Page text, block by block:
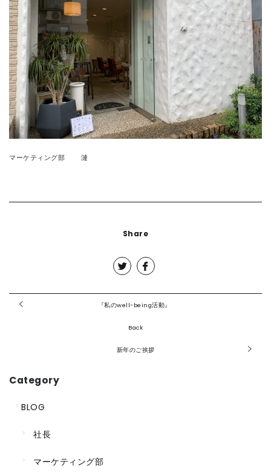
マーケティング部 漣
Share
『私のwell-being活動』
Back
新年のご挨拶
Category
BLOG
社長
マーケティング部